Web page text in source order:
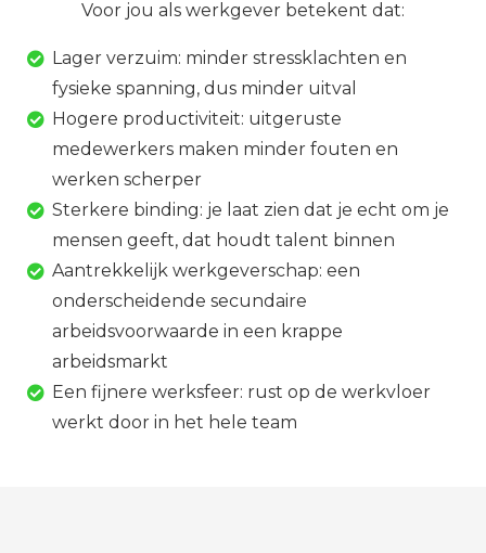
Voor jou als werkgever betekent dat:
Lager verzuim: minder stressklachten en
fysieke spanning, dus minder uitval
Hogere productiviteit: uitgeruste
medewerkers maken minder fouten en
werken scherper
Sterkere binding: je laat zien dat je echt om je
mensen geeft, dat houdt talent binnen
Aantrekkelijk werkgeverschap: een
onderscheidende secundaire
arbeidsvoorwaarde in een krappe
arbeidsmarkt
Een fijnere werksfeer: rust op de werkvloer
werkt door in het hele team